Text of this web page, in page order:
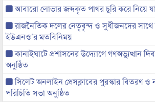
আবারো লোভার জব্দকৃত পাথর চুরি করে নিয়ে
রাজনৈতিক দলের নেতৃবৃন্দ ও সুধীজনদের সাথে
ইউএনও’র মতবিনিময়
কানাইঘাটে প্রশাসনের উদ্যোগে গণঅভ্যুত্থান
অনুষ্ঠিত
সিলেট অনলাইন প্রেসক্লাবের পুরস্কার বিতরণ
পরিচিতি সভা অনুষ্ঠিত